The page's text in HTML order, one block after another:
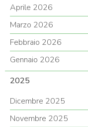
Aprile 2026
Marzo 2026
Febbraio 2026
Gennaio 2026
2025
Dicembre 2025
Novembre 2025